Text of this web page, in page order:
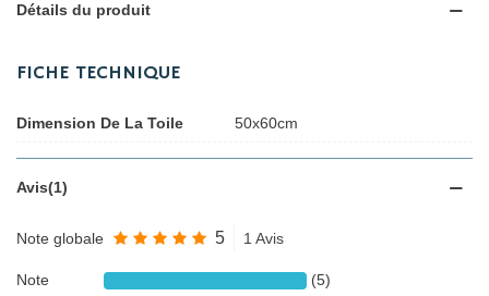
Détails du produit
FICHE TECHNIQUE
Dimension De La Toile 50x60cm
Avis(1)
Note globale 5 1 Avis
Note (5)